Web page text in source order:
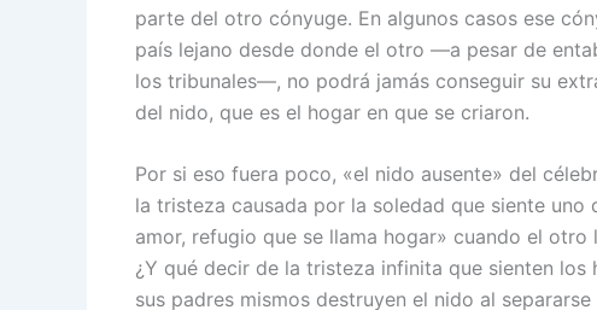
parte del otro cónyuge. En algunos casos ese
país lejano desde donde el otro —a pesar de
los tribunales—, no podrá jamás conseguir su
del nido, que es el hogar en que se criaron.
Por si eso fuera poco, «el nido ausente» del
la tristeza causada por la soledad que siente
amor, refugio que se llama hogar» cuando el
¿Y qué decir de la tristeza infinita que sienten
sus padres mismos destruyen el nido al